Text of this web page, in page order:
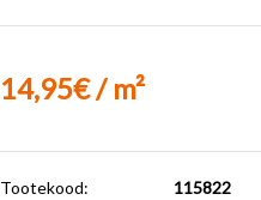
14,95€ / m²
Tootekood:
115822